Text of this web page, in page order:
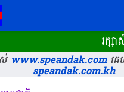
រក្ស
www.speandak.comគេ
speandak.com.kh